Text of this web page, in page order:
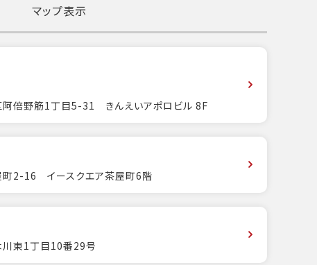
マップ表示
倍野筋1丁目5-31 きんえいアポロビル 8F
町2-16 イースクエア茶屋町6階
東1丁目10番29号